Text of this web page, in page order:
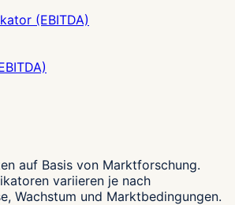
(EBITDA)
auf Basis von Marktforschung.
variieren je nach
Wachstum und Marktbedingungen.